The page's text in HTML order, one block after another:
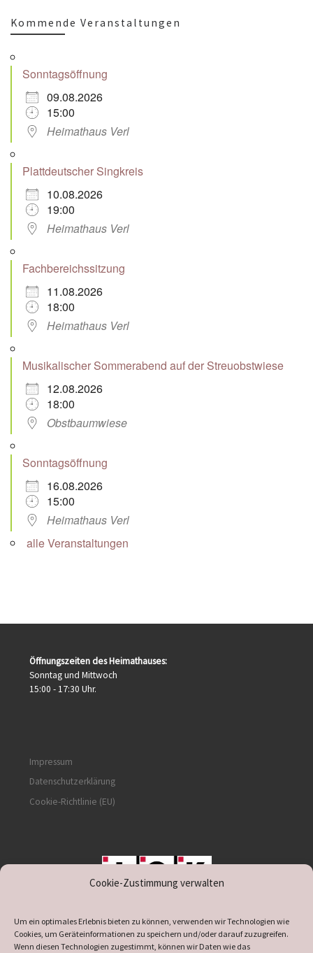
Cookie-Zustimmung verwalten
Um ein optimales Erlebnis bieten zu können, verwenden wir Technologien wie
Cookies, um Geräteinformationen zu speichern und/oder darauf zuzugreifen.
Wenn diesen Technologien zugestimmt, können wir Daten wie das
Kommende Veranstaltungen
Sonntagsöffnung
09.08.2026
15:00
Heimathaus Verl
Plattdeutscher Singkreis
10.08.2026
19:00
Heimathaus Verl
Fachbereichssitzung
11.08.2026
18:00
Heimathaus Verl
Musikalischer Sommerabend auf der Streuobstwiese
12.08.2026
18:00
Obstbaumwiese
Sonntagsöffnung
16.08.2026
15:00
Heimathaus Verl
alle Veranstaltungen
Öffnungszeiten des Heimathauses:
Sonntag und Mittwoch
15:00 - 17:30 Uhr.
Impressum
Datenschutzerklärung
Cookie-Richtlinie (EU)